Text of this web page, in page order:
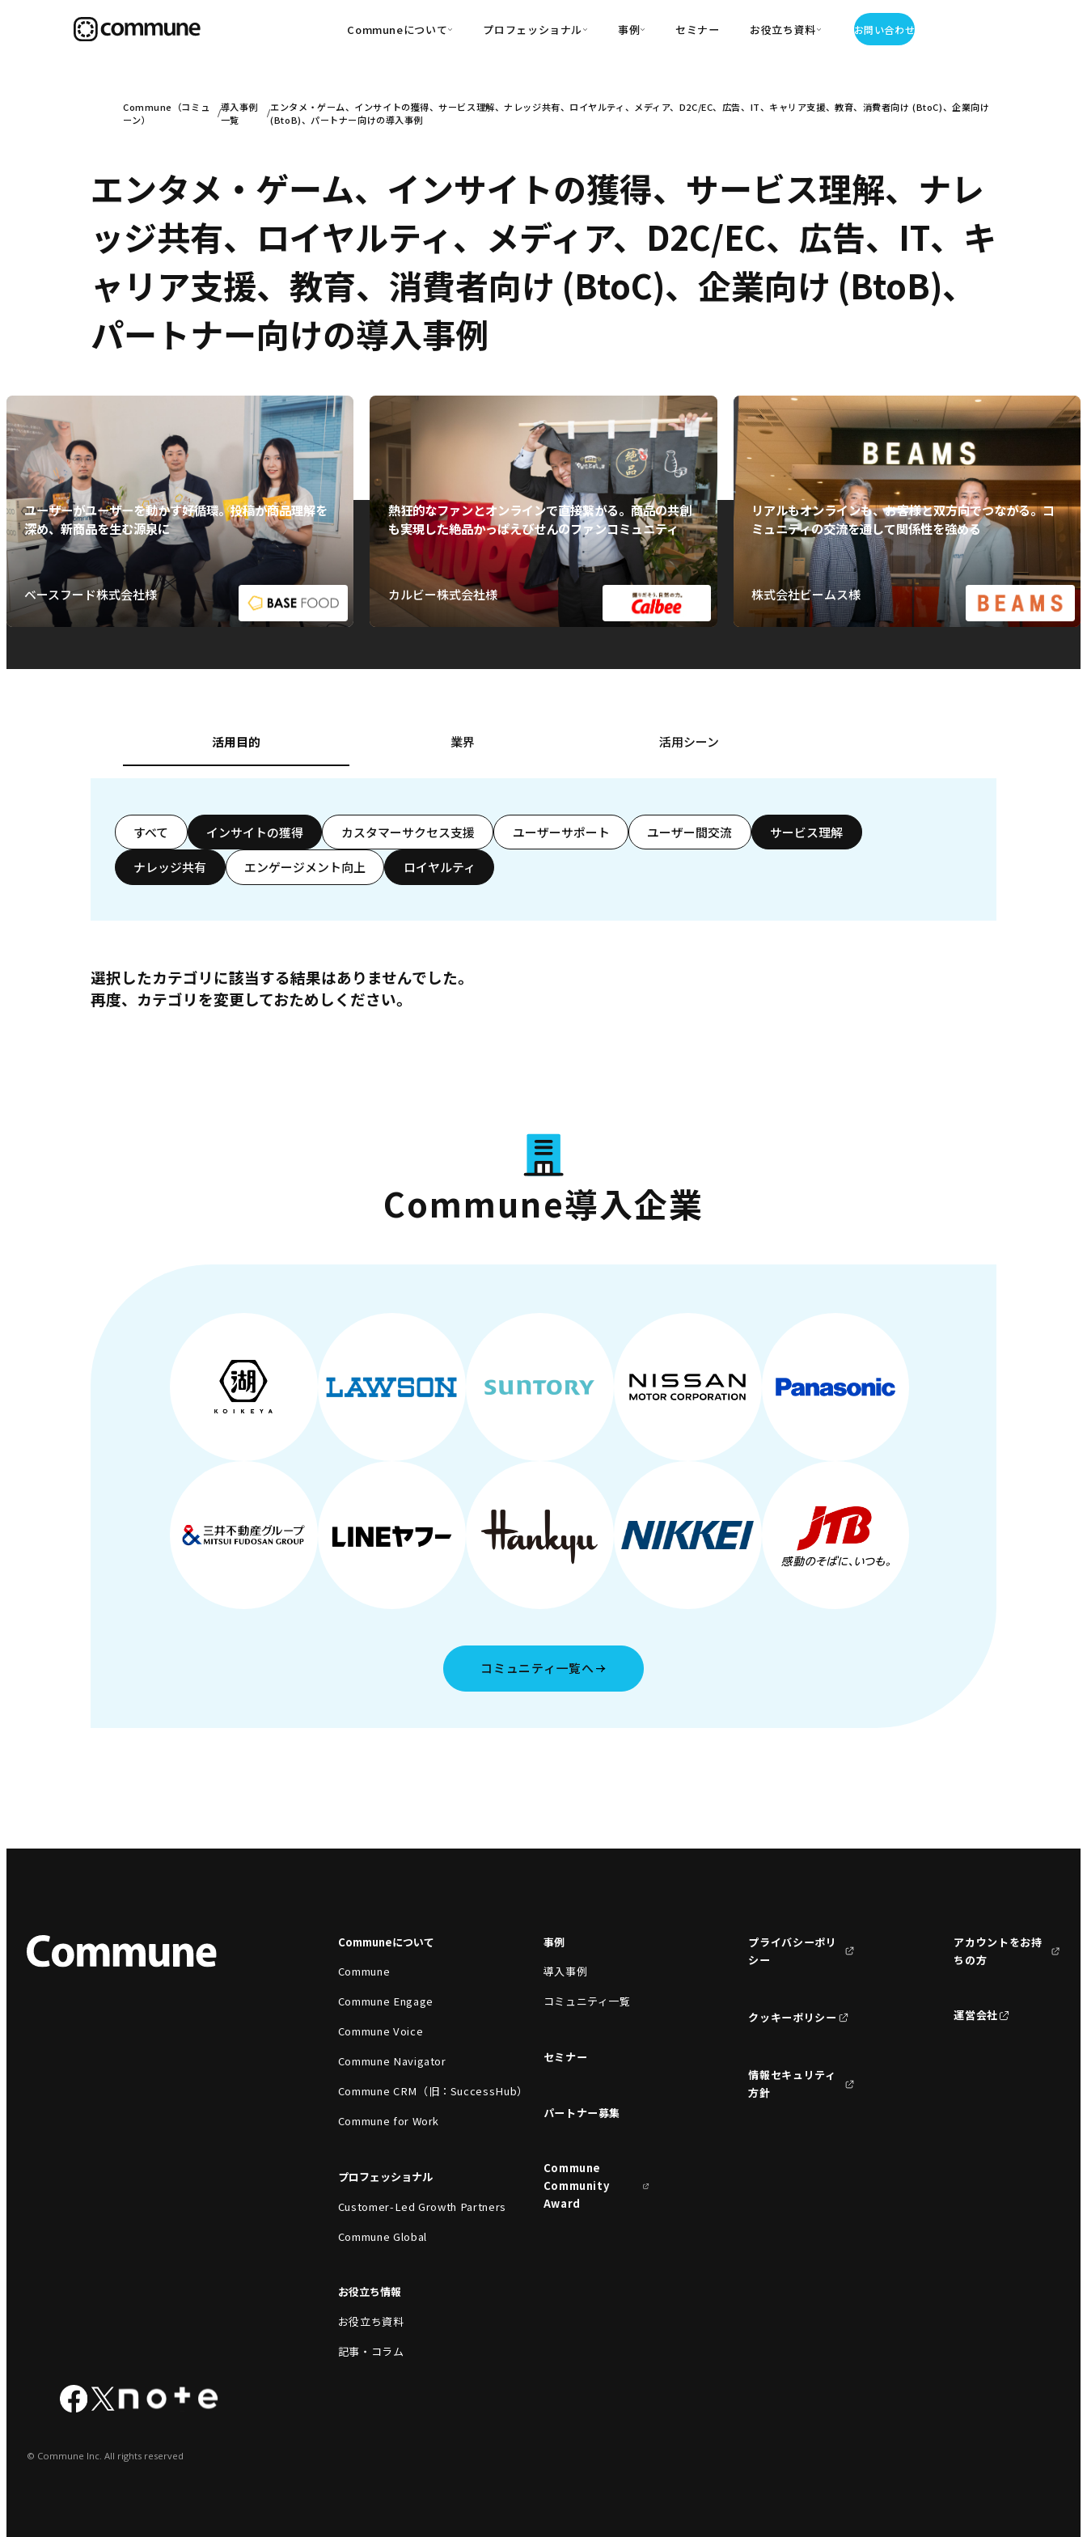
Communeについて
可視化
・Commune Engage
育成
信頼を醸成する信頼起点経営基盤
SuccessHub）
・Commune for Work
プロフェッショナル
・Customer-Led Growth
事例
導入事例
セミナー お役立ち資料
・お役立ち資料
お問い合わせ
Commune（コミュ
ーン）
導入事例
一覧
エンタメ・ゲーム、インサイトの獲得、サービス理解、ナレッジ共有、ロイヤルティ、メディア、D2C/EC、広告、IT、キャリア支援、教育、消費者向け (BtoC)、企業向け
(BtoB)、パートナー向けの導入事例
エンタメ・ゲーム、インサイトの獲得、サービス理解、ナレ
ッジ共有、ロイヤルティ、メディア、D2C/EC、広告、IT、キ
ャリア支援、教育、消費者向け (BtoC)、企業向け (BtoB)、
パートナー向けの導入事例
ユーザーがユーザーを動かす好循環。投稿が商品理解を
深め、新商品を生む源泉に
ベースフード株式会社様
熱狂的なファンとオンラインで直接繋がる。商品の共創
も実現した絶品かっぱえびせんのファンコミュニティ
カルビー株式会社様
リアルもオンラインも、お客様と双方向でつながる。コ
ミュニティの交流を通して関係性を強める
株式会社ビームス様
活用目的 業界 活用シーン
すべて インサイトの獲得 カスタマーサクセス支援 ユーザーサポート ユーザー間交流 サービス理解
ナレッジ共有 エンゲージメント向上 ロイヤルティ
選択したカテゴリに該当する結果はありませんでした。
再度、カテゴリを変更しておためしください。
Commune導入企業
コミュニティ一覧へ
Communeについて
Commune
Commune Engage
Commune Voice
Commune Navigator
Commune CRM（旧：SuccessHub）
Commune for Work
プロフェッショナル
Customer-Led Growth Partners
Commune Global
お役立ち情報
お役立ち資料
記事・コラム
事例
導入事例
コミュニティ一覧
セミナー
パートナー募集
Commune
Community
Award
プライバシーポリ
シー
クッキーポリシー
情報セキュリティ
方針
アカウントをお持
ちの方
運営会社
© Commune Inc. All rights reserved